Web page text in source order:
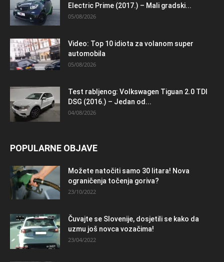
Electric Prime (2017.) – Mali gradski...
05/08/2026
Video: Top 10 idiota za volanom super
automobila
05/08/2026
Test rabljenog: Volkswagen Tiguan 2.0 TDI
DSG (2016.) – Jedan od...
04/08/2026
POPULARNE OBJAVE
Možete natočiti samo 30 litara! Nova
ograničenja točenja goriva?
23/10/2022
Čuvajte se Slovenije, dosjetili se kako da
uzmu još novca vozačima!
23/04/2022